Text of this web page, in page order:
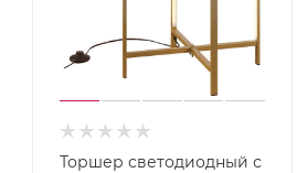
Торшер светодиодный с